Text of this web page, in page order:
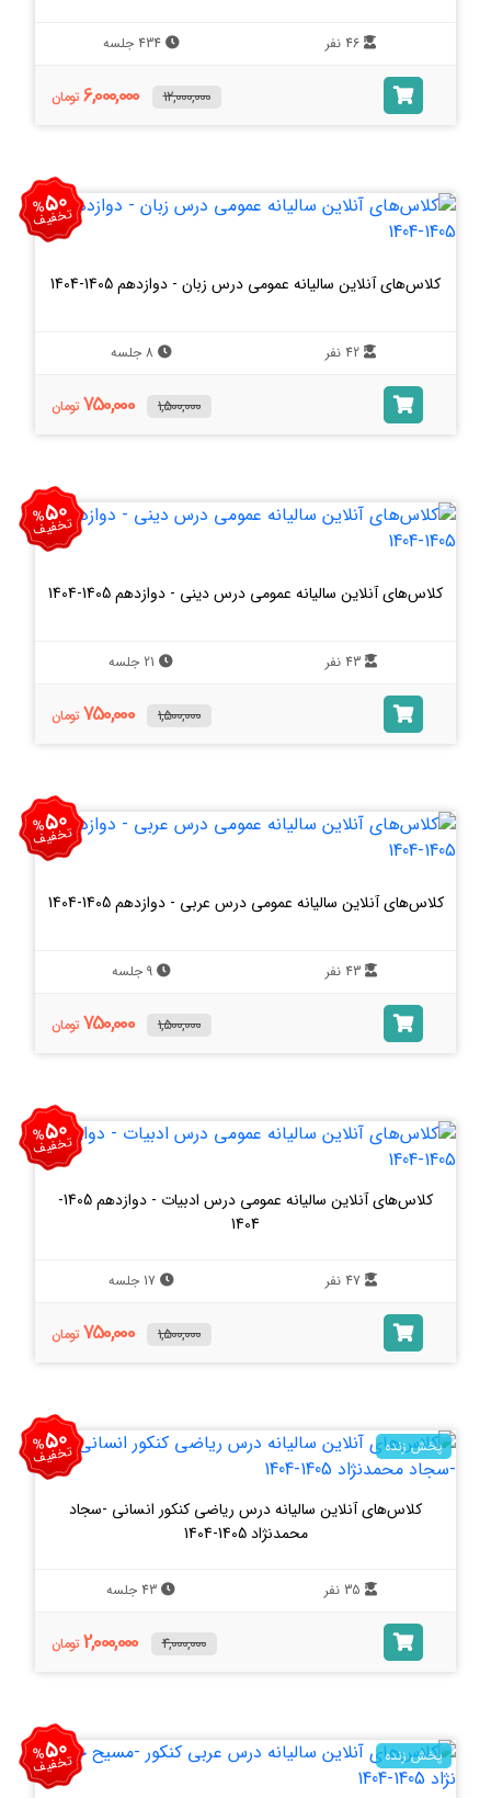
46 نفر 434 جلسه
12,000,000
6,000,000 تومان
کلاس‌های آنلاین سالیانه عمومی درس زبان - دوازدهم 1405-1404
%50
تخفیف
42 نفر 8 جلسه
1,500,000
750,000 تومان
کلاس‌های آنلاین سالیانه عمومی درس دینی - دوازدهم 1405-1404
%50
تخفیف
43 نفر 21 جلسه
1,500,000
750,000 تومان
کلاس‌های آنلاین سالیانه عمومی درس عربی - دوازدهم 1405-1404
%50
تخفیف
43 نفر 9 جلسه
1,500,000
750,000 تومان
کلاس‌های آنلاین سالیانه عمومی درس ادبیات - دوازدهم 1405-
1404
%50
تخفیف
47 نفر 17 جلسه
1,500,000
750,000 تومان
کلاس‌های آنلاین سالیانه درس ریاضی کنکور انسانی -سجاد
محمدنژاد 1405-1404
%50
تخفیف پخش زنده
35 نفر 43 جلسه
4,000,000
2,000,000 تومان
%50
تخفیف پخش زنده